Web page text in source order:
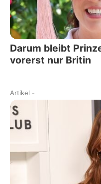
Darum bleibt
vorerst nur Britin
Artikel -